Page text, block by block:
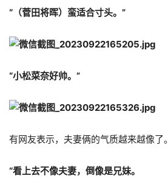
“（菅田将晖）蛮适合寸头。”
“小松菜奈好帅。”
有网友表示，夫妻俩的气质越来越像了。
“看上去不像夫妻，倒像是兄妹。